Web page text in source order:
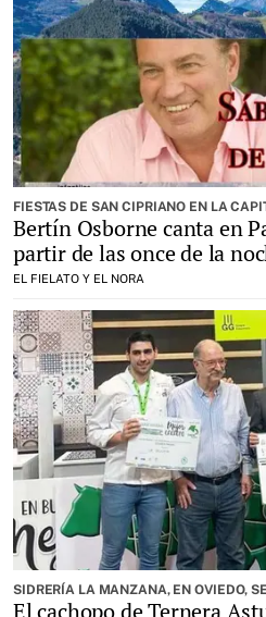
FIESTAS DE SAN CIPRIANO EN LA
Bertín Osborne canta en
partir de las once de la
EL FIELATO Y EL NORA
SIDRERÍA LA MANZANA, EN OVIEDO,
El cachopo de Ternera